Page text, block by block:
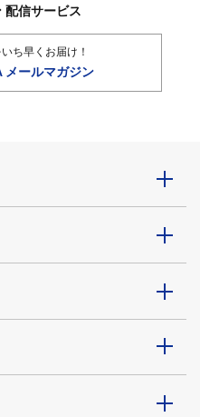
配信サービス
ち早くお届け！
メールマガジン